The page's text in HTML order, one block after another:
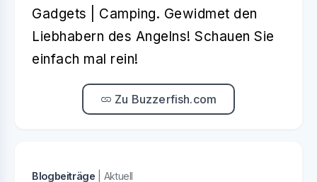
Gadgets | Camping. Gewidmet den
Liebhabern des Angelns! Schauen Sie
einfach mal rein!
Zu Buzzerfish.com
Blogbeiträge | Aktuell